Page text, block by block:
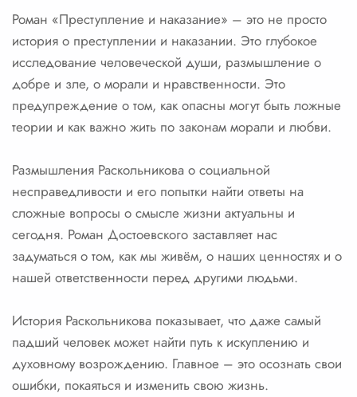
Роман «Преступление и наказание» – это не просто
история о преступлении и наказании. Это глубокое
исследование человеческой души, размышление о
добре и зле, о морали и нравственности. Это
предупреждение о том, как опасны могут быть ложные
теории и как важно жить по законам морали и любви.
Размышления Раскольникова о социальной
несправедливости и его попытки найти ответы на
сложные вопросы о смысле жизни актуальны и
сегодня. Роман Достоевского заставляет нас
задуматься о том, как мы живём, о наших ценностях и о
нашей ответственности перед другими людьми.
История Раскольникова показывает, что даже самый
падший человек может найти путь к искуплению и
духовному возрождению. Главное – это осознать свои
ошибки, покаяться и изменить свою жизнь.